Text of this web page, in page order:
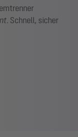
. Schnell, sicher